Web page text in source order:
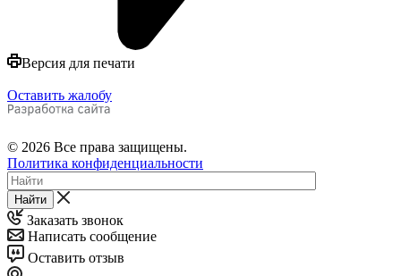
Версия для печати
Оставить жалобу
© 2026 Все права защищены.
Политика конфиденциальности
Найти
Заказать звонок
Написать сообщение
Оставить отзыв